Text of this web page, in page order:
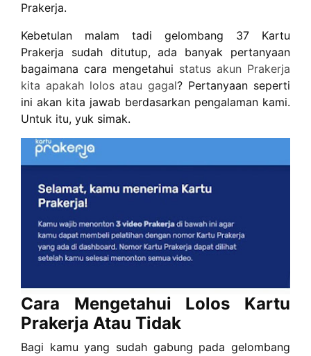
Prakerja.
Kebetulan malam tadi gelombang 37 Kartu
Prakerja sudah ditutup, ada banyak pertanyaan
bagaimana cara mengetahui status akun Prakerja
kita apakah lolos atau gagal? Pertanyaan seperti
ini akan kita jawab berdasarkan pengalaman kami.
Untuk itu, yuk simak.
Cara Mengetahui Lolos Kartu
Prakerja Atau Tidak
Bagi kamu yang sudah gabung pada gelombang